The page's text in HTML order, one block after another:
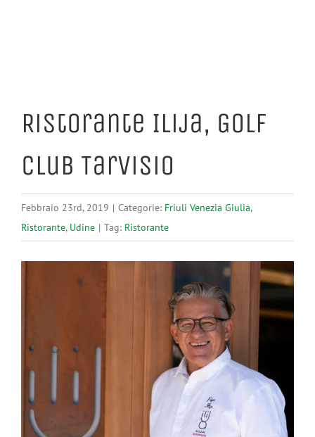
Ristorante Ilija, Golf
Club Tarvisio
Febbraio 23rd, 2019 | Categorie: Friuli Venezia Giulia,
Ristorante, Udine | Tag: Ristorante